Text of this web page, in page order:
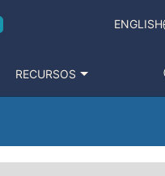
ENGLISH
RECURSOS